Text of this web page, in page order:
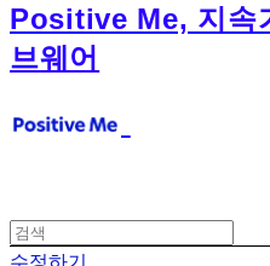
Positive Me, 지속
브웨어